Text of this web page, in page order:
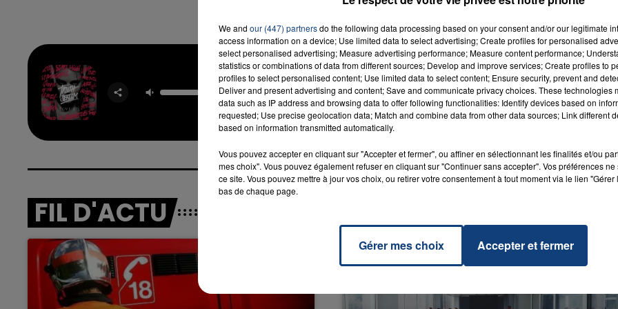
7h00 - 12h00
LA TEAM DU WEEK-END
16h00 - 20h00
LA TEAM DU WEEK-END
Habits
TOVE LO
RADIO CONTACT
FIL D'ACTU
We and our (447) partnersdo the following data processing based on your consent and/or our legitimate
access information on a device; Use limited data to select advertising; Create profiles for personalised
select personalised advertising; Measure advertising performance; Measure content performance;
statistics or combinations of data from different sources; Develop and improve services; Create profiles to
profiles to select personalised content; Use limited data to select content; Ensure security, prevent and
Deliver and present advertising and content; Save and communicate privacy choices. These technologies
data such as IP address and browsing data to offer following functionalities: Identify devices based on
requested; Use precise geolocation data; Match and combine data from other data sources; Link different
based on information transmitted automatically.
Vous pouvez accepter en cliquant sur "Accepter et fermer", ou affiner en sélectionnant les finalités et/ou
mes choix". Vous pouvez également refuser en cliquant sur "Continuer sans accepter". Vos préférences
ce site. Vous pouvez mettre à jour vos choix, ou retirer votre consentement à tout moment via le lien
bas de chaque page.
Gérer mes choix Accepter et fermer